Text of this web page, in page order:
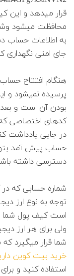
محافظت میشود
به اطلاعات حساب
جای امنی نگهداری
هنگام افتتاح
پرسیده نمیشود و
بودن آن است و بعد
در جایی یادداشت
حساب پیش آمد
دسترسی داشته
شماره حسابی که در
توجه به نوع ارز
است کیف پول شما
ولی برای هر ارز
شما قرار میگیرد
خرید بیت کوین
استفاده کنید و برای